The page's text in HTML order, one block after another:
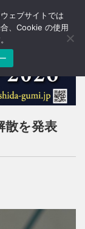
T
o
a
v
t
散を発表
ェブサイトでは
、Cookie の使用